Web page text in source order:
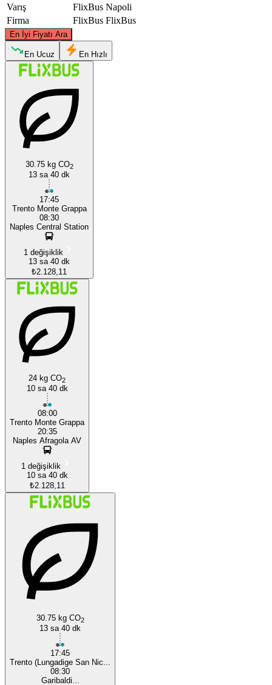
Varış
FlixBus Napoli
Firma
FlixBus FlixBus
En İyi Fiyatı Ara
Trento
En Ucuz En Hızlı
30.75 kg CO2
13 sa 40 dk
17:45
Trento Monte Grappa
08:30
Naples Central Station
1 değişiklik
13 sa 40 dk
₺2.128,11
24 kg CO2
10 sa 40 dk
08:00
Trento Monte Grappa
20:35
Naples Afragola AV
1 değişiklik
10 sa 40 dk
₺2.128,11
30.75 kg CO2
13 sa 40 dk
17:45
Trento (Lungadige San Nic...
08:30
Garibaldi...